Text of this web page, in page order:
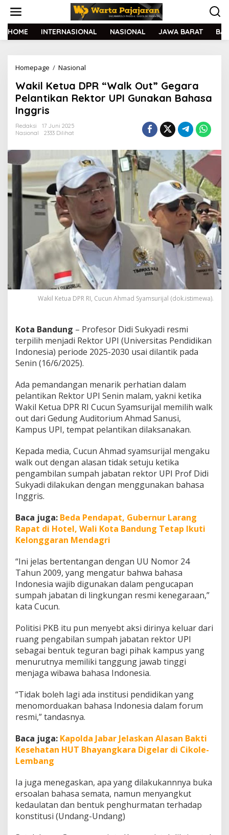
t
HOME INTERNASIONAL NASIONAL JAWA BARAT
Homepage / Nasional
k
i
l
a
D
P
R
"
W
O
u
t
"
G
e
g
a
P
e
l
a
k
a
n
R
e
k
o
r
U
P
n
a
k
a
B
a
h
a
s
n
g
g
r
i
s
Wakil Ketua DPR “Walk Out” Gegara
Pelantikan Rektor UPI Gunakan Bahasa
Inggris
Redaksi
17 Juni 2025
Nasional
2333 Dilihat
Wakil Ketua DPR RI, Cucun Ahmad Syamsurijal (dok.istimewa).
Kota Bandung – Profesor Didi Sukyadi resmi
terpilih menjadi Rektor UPI (Universitas Pendidikan
Indonesia) periode 2025-2030 usai dilantik pada
Senin (16/6/2025).
Ada pemandangan menarik perhatian dalam
pelantikan Rektor UPI Senin malam, yakni ketika
Wakil Ketua DPR RI Cucun Syamsurijal memilih walk
out dari Gedung Auditorium Ahmad Sanusi,
Kampus UPI, tempat pelantikan dilaksanakan.
Kepada media, Cucun Ahmad syamsurijal mengaku
walk out dengan alasan tidak setuju ketika
pengambilan sumpah jabatan rektor UPI Prof Didi
Sukyadi dilakukan dengan menggunakan bahasa
Inggris.
Baca juga: Beda Pendapat, Gubernur Larang
Rapat di Hotel, Wali Kota Bandung Tetap Ikuti
Kelonggaran Mendagri
“Ini jelas bertentangan dengan UU Nomor 24
Tahun 2009, yang mengatur bahwa bahasa
Indonesia wajib digunakan dalam pengucapan
sumpah jabatan di lingkungan resmi kenegaraan,”
kata Cucun.
Politisi PKB itu pun menyebt aksi dirinya keluar dari
ruang pengabilan sumpah jabatan rektor UPI
sebagai bentuk teguran bagi pihak kampus yang
menurutnya memiliki tanggung jawab tinggi
menjaga wibawa bahasa Indonesia.
“Tidak boleh lagi ada institusi pendidikan yang
menomorduakan bahasa Indonesia dalam forum
resmi,” tandasnya.
Baca juga: Kapolda Jabar Jelaskan Alasan Bakti
Kesehatan HUT Bhayangkara Digelar di Cikole-
Lembang
Ia juga menegaskan, apa yang dilakukannnya buka
ersoalan bahasa semata, namun menyangkut
kedaulatan dan bentuk penghurmatan terhadap
konstitusi (Undang-Undang)